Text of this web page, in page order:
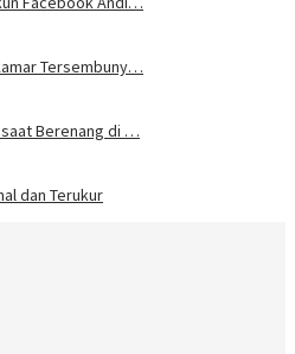
Tersembuny…
saat Berenang di …
dan Terukur